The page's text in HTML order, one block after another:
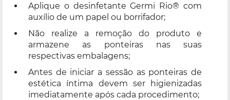
Aplique o desinfetante Germi Rio® com
auxílio de um papel ou borrifador;
Não realize a remoção do produto e
armazene as ponteiras nas suas
respectivas embalagens;
Antes de iniciar a sessão as ponteiras de
estética íntima devem ser higienizadas
imediatamente após cada procedimento;